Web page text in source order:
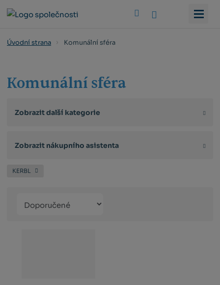
Úvodní strana Komunální sféra
Komunální sféra
Zobrazit další kategorie
Zobrazit nákupního asistenta
KERBL
produktů